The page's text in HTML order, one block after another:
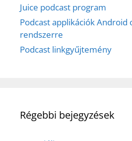
Juice podcast program
Podcast applikációk Android
rendszerre
Podcast linkgyűjtemény
Régebbi bejegyzések